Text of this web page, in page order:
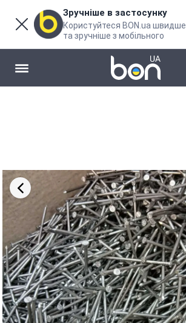
Зручніше в застосунку
Користуйтеся BON.ua швидше
та зручніше з мобільного